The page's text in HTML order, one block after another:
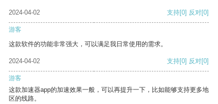
2024-04-02 支持[0] 反对[0]
游客
这款软件的功能非常强大，可以满足我日常使用的需求。
2024-04-02 支持[0] 反对[0]
游客
这款加速器app的加速效果一般，可以再提升一下，比如能够支持更多地
区的线路。